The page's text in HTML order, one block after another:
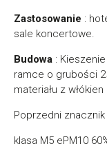
Zastosowanie :
sale koncertowe.
Budowa :
ramce o grubości
materiału z
Poprzedni
klasa M5 ePM10